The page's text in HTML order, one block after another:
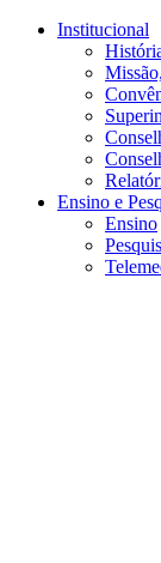
Conteúdo principal
Institucional
Ensino e
Ensino